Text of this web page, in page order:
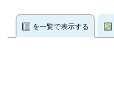
を一覧で表示する